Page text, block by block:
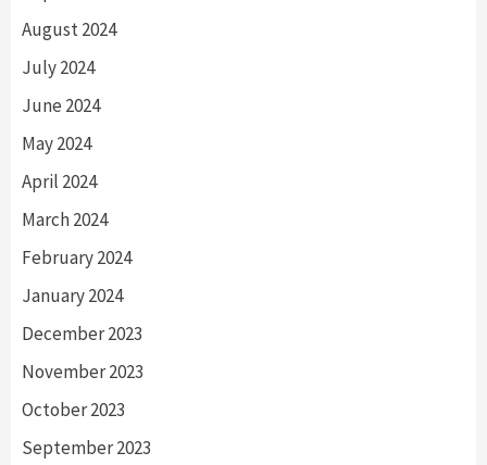
August 2024
July 2024
June 2024
May 2024
April 2024
March 2024
February 2024
January 2024
December 2023
November 2023
October 2023
September 2023